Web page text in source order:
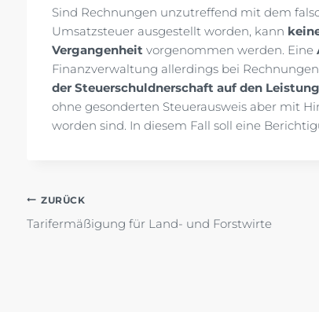
Sind Rechnungen unzutreffend mit dem
Umsatzsteuer ausgestellt worden, kann
Vergangenheit vorgenommen werden. Eine
Finanzverwaltung allerdings bei
der Steuerschuldnerschaft auf den
ohne gesonderten Steuerausweis aber mit
worden sind. In diesem Fall soll eine
Beitragsnavigation
ZURÜCK
Tarifermäßigung für Land- und Forstwirte